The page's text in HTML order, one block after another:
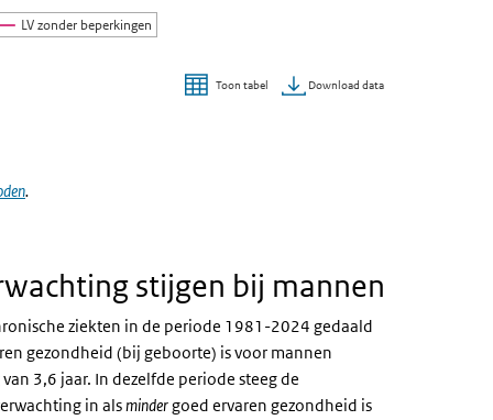
LV zonder beperkingen
Toon tabel Download data
.
stijgen bij mannen
ziekten in de periode 1981-2024 gedaald
gezondheid (bij geboorte) is voor mannen
3,6 jaar. In dezelfde periode steeg de
in alsmindergoed ervaren gezondheid is